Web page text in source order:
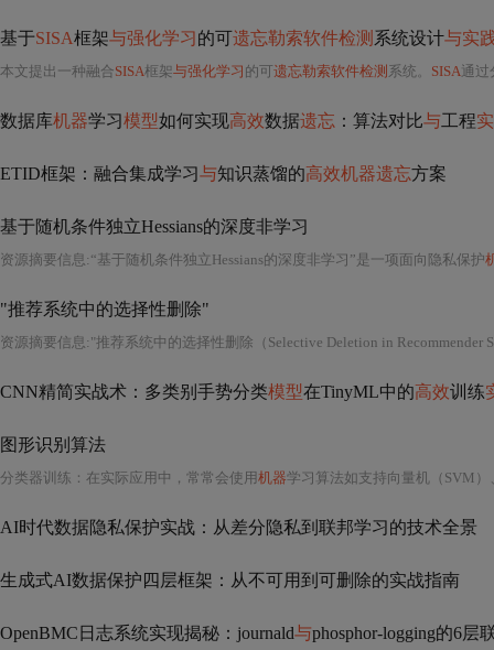
基于SISA框架与强化学习 的可遗忘勒索软件检测 系统设计与实
本文提出一种融合SISA框架与强化学习 的可遗忘勒索软件检测 系统。 SISA通过分片（
数据库机器学习模型如何实现高效数据遗忘 ：算法对比与工程
ETID框架：融合集成学习与知识蒸馏的高效机器遗忘方案
基于随机条件独立Hessians的深度非学习
资源摘要信息:“基于随机条件独立Hessians的深度非学习”是一项面向隐私保护
"推荐系统中的选择性删除"
CNN精简实战术：多类别手势分类模型在TinyML中的高效训练
图形识别算法
分类器训练：在实际应用中，常常会使用机器学习算法如支持向量机（SVM）、
AI时代数据隐私保护实战：从差分隐私到联邦学习的技术全景
生成式AI数据保护四层框架：从不可用到可删除的实战指南
OpenBMC日志系统实现揭秘：journald与phosphor-logging的6层